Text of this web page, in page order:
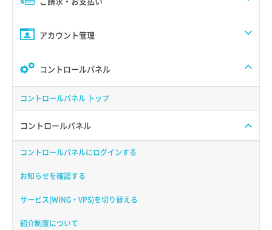
アカウント管理
コントロールパネル
コントロールパネル トップ
コントロールパネル
コントロールパネルにログインする
お知らせを確認する
サービス(WING・VPS)を切り替える
紹介制度について